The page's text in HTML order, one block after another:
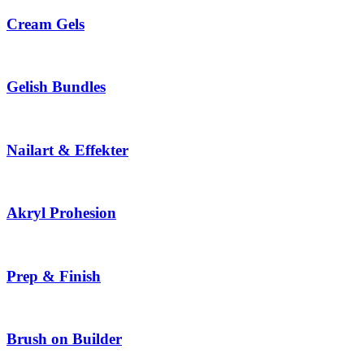
Cream Gels
Gelish Bundles
Nailart & Effekter
Akryl Prohesion
Prep & Finish
Brush on Builder